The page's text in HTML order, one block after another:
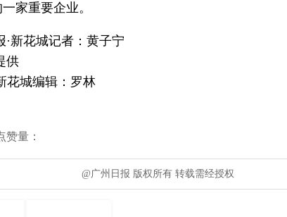
家重要企业。
·新花城记者：黄子宁
供
花城编辑：罗林
赞量：
@广州日报 版权所有 转载需经授权